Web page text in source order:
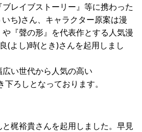
レイブストーリー』等に携わった
ち)さん、キャラクター原案は漫
『聲の形』を代表作とする人気漫
良(よし)時(とき)さんを起用しまし
い世代から人気の高い
ろしとなっております。
梶裕貴さんを起用しました。早見